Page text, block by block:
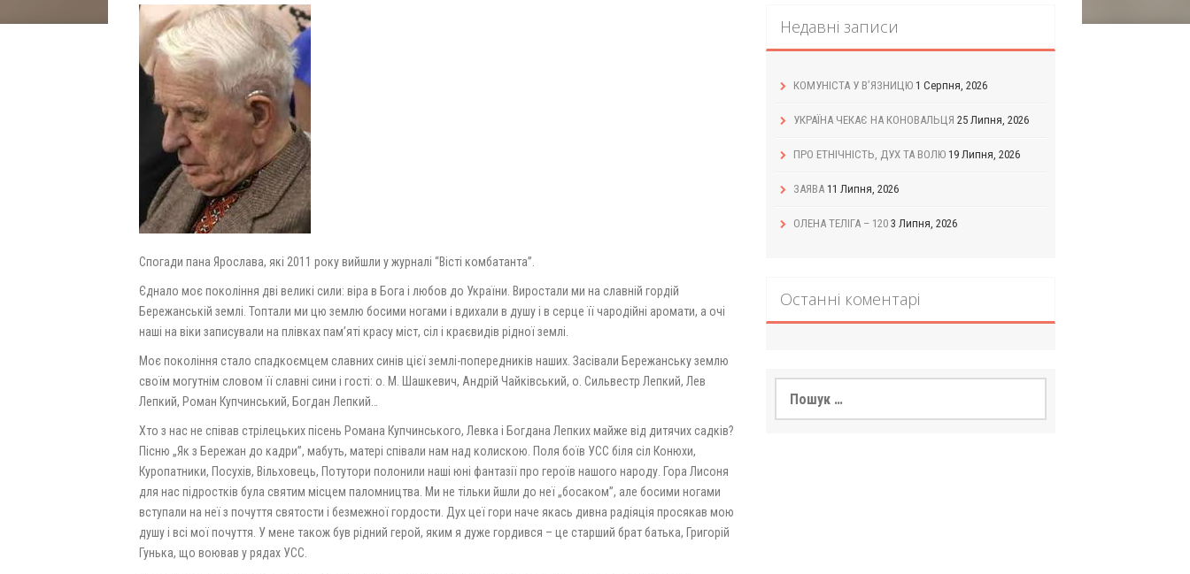
Спогади пана Ярослава, які 2011 року вийшли у журналі “Вісті комбатанта”.
Єднало моє покоління дві великі сили: віра в Бога і любов до України. Виростали ми на славній гордій
Бережанській землі. Топтали ми цю землю босими ногами і вдихали в душу і в серце її чародійні аромати, а очі
наші на віки записували на плівках пам’яті красу міст, сіл і краєвидів рідної землі.
Моє покоління стало спадкоємцем славних синів цієї землі-попередників наших. Засівали Бережанську землю
своїм могутнім словом її славні сини і гості: о. М. Шашкевич, Андрій Чайківський, о. Сильвестр Лепкий, Лев
Лепкий, Роман Купчинський, Богдан Лепкий…
Хто з нас не співав стрілецьких пісень Романа Купчинського, Левка і Богдана Лепких майже від дитячих садків?
Пісню „Як з Бережан до кадри”, мабуть, матері співали нам над колискою. Поля боїв УСС біля сіл Конюхи,
Куропатники, Посухів, Вільховець, Потутори полонили наші юні фантазії про героїв нашого народу. Гора Лисоня
для нас підростків була святим місцем паломництва. Ми не тільки йшли до неї „босаком”, але босими ногами
вступали на неї з почуття святости і безмежної гордости. Дух цеї гори наче якась дивна радіяція просякав мою
душу і всі мої почуття. У мене також був рідний герой, яким я дуже гордився – це старший брат батька, Григорій
Гунька, що воював у рядах УСС.
Недавні записи
КОМУНІСТА У В’ЯЗНИЦЮ 1 Серпня, 2026
УКРАЇНА ЧЕКАЄ НА КОНОВАЛЬЦЯ 25 Липня, 2026
ПРО ЕТНІЧНІСТЬ, ДУХ ТА ВОЛЮ 19 Липня, 2026
ЗАЯВА 11 Липня, 2026
ОЛЕНА ТЕЛІГА – 120 3 Липня, 2026
Останні коментарі